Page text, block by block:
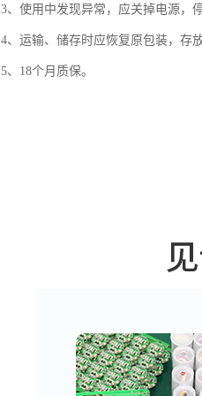
3、使用中发现异常，应关掉电源，
4、运输、储存时应恢复原包装，存
5、18个月质保。